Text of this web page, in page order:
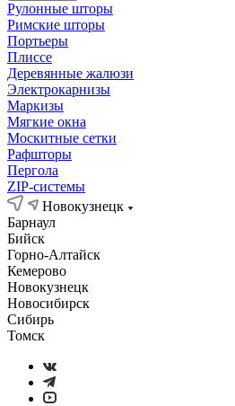
Рулонные шторы
Римские шторы
Портьеры
Плиссе
Деревянные жалюзи
Электрокарнизы
Маркизы
Мягкие окна
Москитные сетки
Рафшторы
Пергола
ZIP-системы
Новокузнецк
Барнаул
Бийск
Горно-Алтайск
Кемерово
Новокузнецк
Новосибирск
Сибирь
Томск